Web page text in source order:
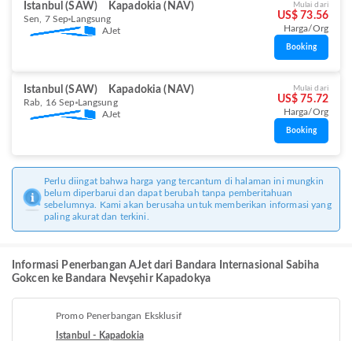
Istanbul (SAW) Kapadokia (NAV)
Sen, 7 Sep Langsung
AJet
Mulai dari
US$ 73.56
Harga/Org
Booking
Istanbul (SAW) Kapadokia (NAV)
Rab, 16 Sep Langsung
AJet
Mulai dari
US$ 75.72
Harga/Org
Booking
Perlu diingat bahwa harga yang tercantum di halaman ini mungkin
belum diperbarui dan dapat berubah tanpa pemberitahuan
sebelumnya. Kami akan berusaha untuk memberikan informasi yang
paling akurat dan terkini.
Informasi Penerbangan AJet dari Bandara Internasional Sabiha
Gokcen ke Bandara Nevşehir Kapadokya
Promo Penerbangan Eksklusif
Istanbul - Kapadokia